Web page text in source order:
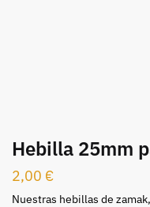
Hebilla 25mm
2,00 €
Nuestras hebillas de